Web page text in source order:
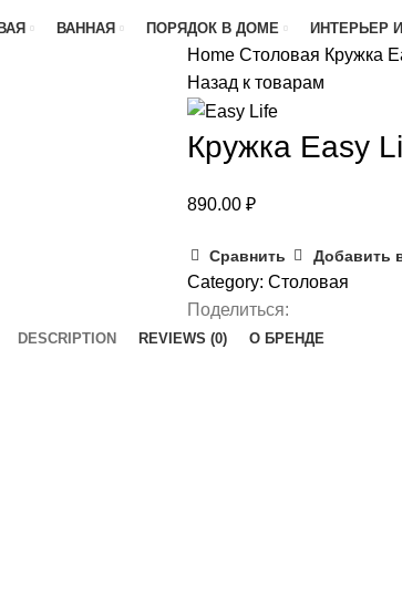
ВАННАЯ ПОРЯДОК В ДОМЕ ИНТЕРЬЕР
Home Столовая Кружка
Назад к товарам
Кружка Easy
890.00 ₽
Сравнить Добавить
Category: Столовая
Поделиться:
DESCRIPTION REVIEWS (0) О БРЕНДЕ